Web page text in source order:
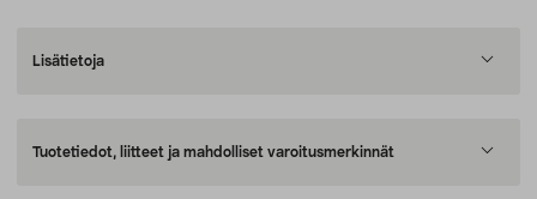
Lisätietoja
Tuotetiedot, liitteet ja mahdolliset varoitusmerkinnät